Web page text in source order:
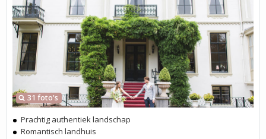
31 foto's
Prachtig authentiek landschap
Romantisch landhuis